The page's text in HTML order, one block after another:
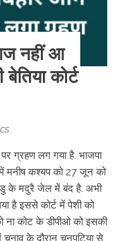
नहीं आ
कोर्ट
ग्रहण लग गया है. भाजपा
मनीष कश्यप को 27 जून को
के मदुरै जेल में बंद है. अभी
है इससे कोर्ट में पेशी को
ना कोट के डीपीओ को इसकी
के दौरान चनपटिया से